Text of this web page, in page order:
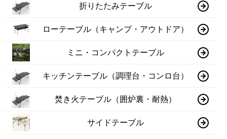
折りたたみテーブル
ローテーブル（キャンプ・アウトドア）
ミニ・コンパクトテーブル
キッチンテーブル（調理台・コンロ台）
焚き火テーブル（囲炉裏・耐熱）
サイドテーブル